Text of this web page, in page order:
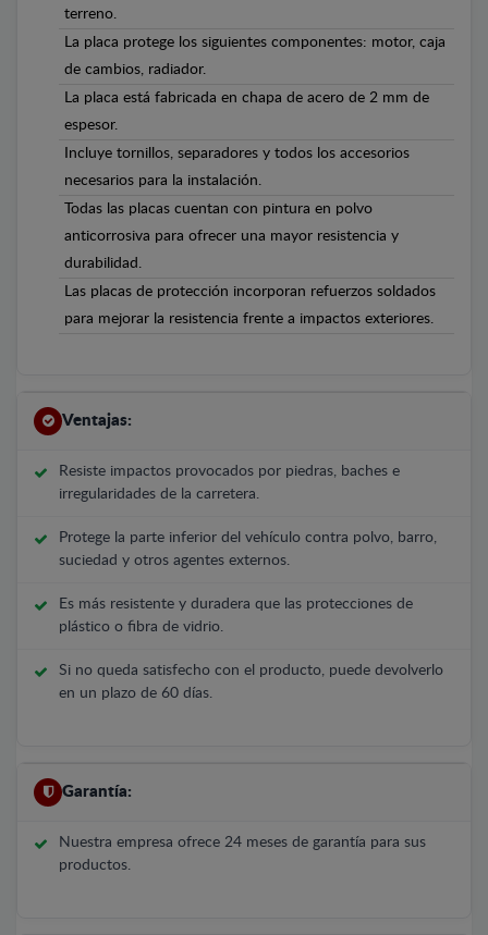
terreno.
La placa protege los siguientes componentes: motor, caja
de cambios, radiador.
La placa está fabricada en chapa de acero de 2 mm de
espesor.
Incluye tornillos, separadores y todos los accesorios
necesarios para la instalación.
Todas las placas cuentan con pintura en polvo
anticorrosiva para ofrecer una mayor resistencia y
durabilidad.
Las placas de protección incorporan refuerzos soldados
para mejorar la resistencia frente a impactos exteriores.
Ventajas:
Resiste impactos provocados por piedras, baches e
irregularidades de la carretera.
Protege la parte inferior del vehículo contra polvo, barro,
suciedad y otros agentes externos.
Es más resistente y duradera que las protecciones de
plástico o fibra de vidrio.
Si no queda satisfecho con el producto, puede devolverlo
en un plazo de 60 días.
Garantía:
Nuestra empresa ofrece 24 meses de garantía para sus
productos.